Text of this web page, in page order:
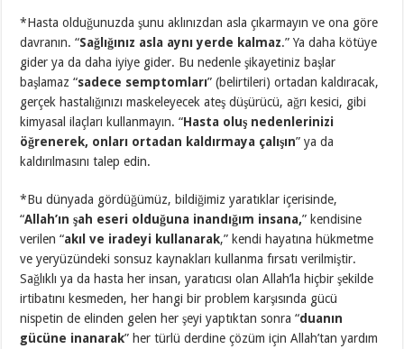
*Hasta olduğunuzda şunu aklınızdan asla çıkarmayın ve ona göre
davranın. “Sağlığınız asla aynı yerde kalmaz.” Ya daha kötüye
gider ya da daha iyiye gider. Bu nedenle şikayetiniz başlar
başlamaz “sadece semptomları” (belirtileri) ortadan kaldıracak,
gerçek hastalığınızı maskeleyecek ateş düşürücü, ağrı kesici, gibi
kimyasal ilaçları kullanmayın. “Hasta oluş nedenlerinizi
öğrenerek, onları ortadan kaldırmaya çalışın” ya da
kaldırılmasını talep edin.
*Bu dünyada gördüğümüz, bildiğimiz yaratıklar içerisinde,
“Allah’ın şah eseri olduğuna inandığım insana,” kendisine
verilen “akıl ve iradeyi kullanarak,” kendi hayatına hükmetme
ve yeryüzündeki sonsuz kaynakları kullanma fırsatı verilmiştir.
Sağlıklı ya da hasta her insan, yaratıcısı olan Allah’la hiçbir şekilde
irtibatını kesmeden, her hangi bir problem karşısında gücü
nispetin de elinden gelen her şeyi yaptıktan sonra “duanın
gücüne inanarak” her türlü derdine çözüm için Allah’tan yardım